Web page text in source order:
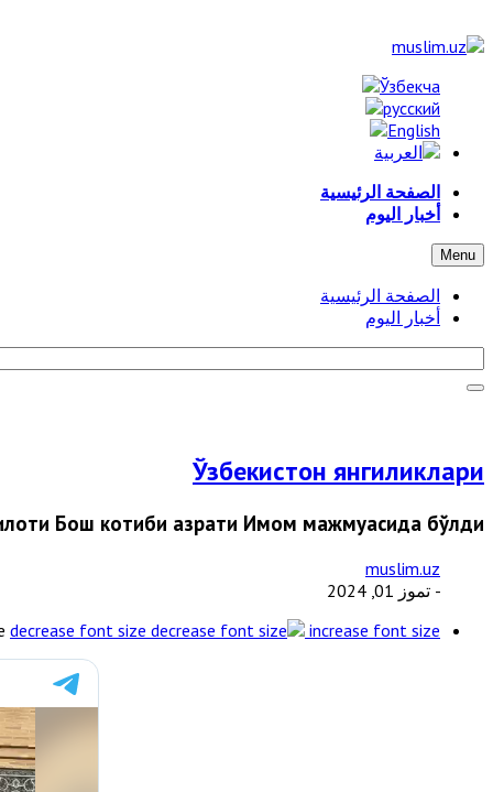
الصفحة الرئيسية
أخبار اليوم
Menu
الصفحة الرئيسية
أخبار اليوم
Ўзбекистон янгиликлари
Бош котиби Ҳазрати Имом мажмуасида бўлди
muslim.uz
- تموز 01, 2024
decrease font size increase font size